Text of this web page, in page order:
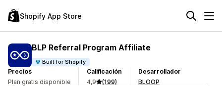
Shopify App Store
BLP Referral Program Affiliate
Built for Shopify
Precios
Plan gratis disponible
Calificación
4,9
(199)
Desarrollador
BLOOP